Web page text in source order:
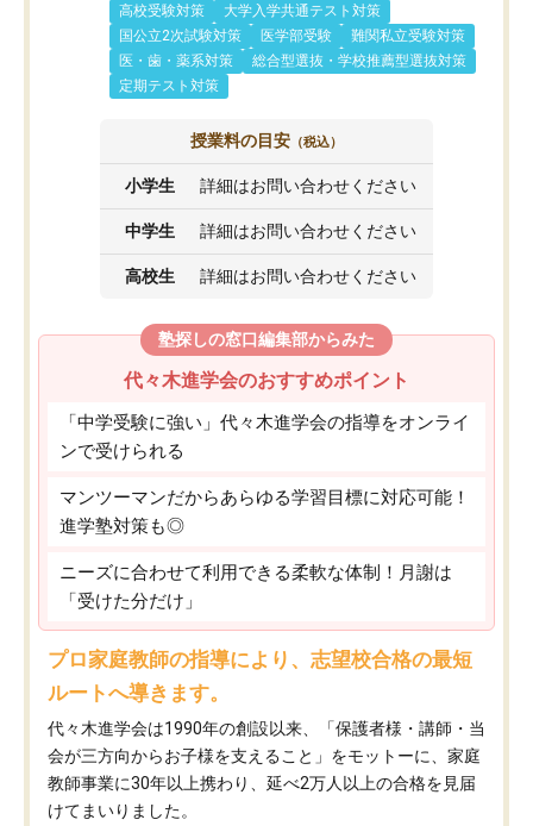
高校受験対策
大学入学共通テスト対策
国公立2次試験対策
医学部受験
難関私立受験対策
医・歯・薬系対策
総合型選抜・学校推薦型選抜対策
定期テスト対策
授業料の目安 （税込）
小学生 詳細はお問い合わせください
中学生 詳細はお問い合わせください
高校生 詳細はお問い合わせください
塾探しの窓口編集部からみた
代々木進学会のおすすめポイント
「中学受験に強い」代々木進学会の指導をオンライ
ンで受けられる
マンツーマンだからあらゆる学習目標に対応可能！
進学塾対策も◎
ニーズに合わせて利用できる柔軟な体制！月謝は
「受けた分だけ」
プロ家庭教師の指導により、志望校合格の最短
ルートへ導きます。
代々木進学会は1990年の創設以来、「保護者様・講師・当
会が三方向からお子様を支えること」をモットーに、家庭
教師事業に30年以上携わり、延べ2万人以上の合格を見届
けてまいりました。